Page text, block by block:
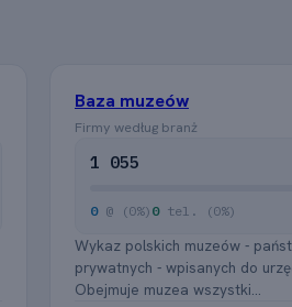
Baza muzeów
Firmy według branż
1 055
0 @ (0%) 0 tel. (0%)
Wykaz polskich muzeów -
prywatnych - wpisanych do
Obejmuje muzea wszystki...